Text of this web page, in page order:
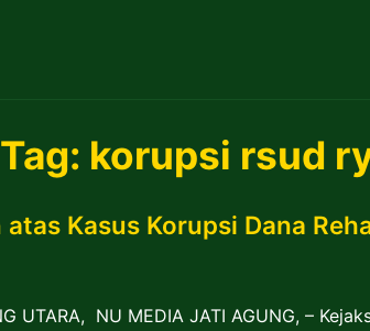
Tag: korupsi rsud
Kasus Korupsi Dana
UTARA, NU MEDIA JATI AGUNG, –